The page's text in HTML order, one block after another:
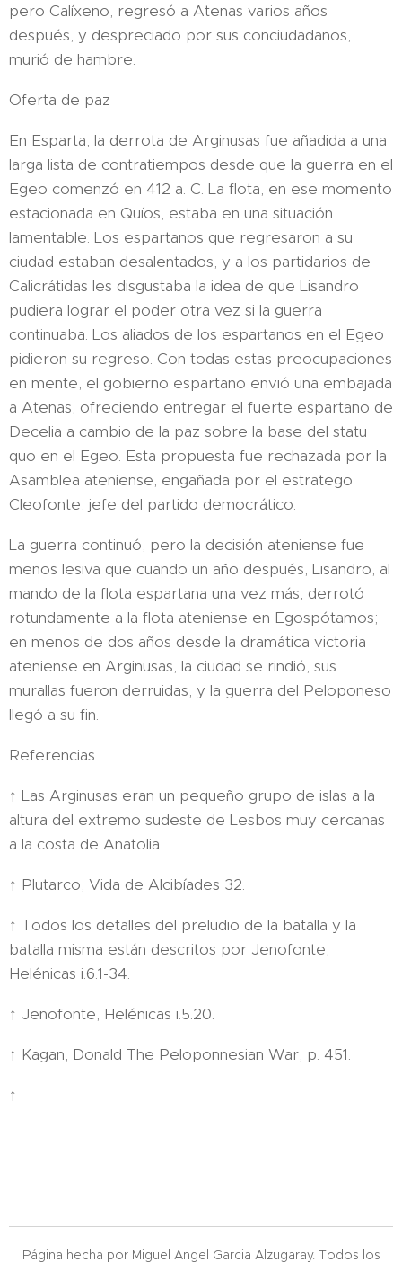
pero Calíxeno, regresó a Atenas varios años
después, y despreciado por sus conciudadanos,
murió de hambre.
Oferta de paz
En Esparta, la derrota de Arginusas fue añadida a una
larga lista de contratiempos desde que la guerra en el
Egeo comenzó en 412 a. C. La flota, en ese momento
estacionada en Quíos, estaba en una situación
lamentable. Los espartanos que regresaron a su
ciudad estaban desalentados, y a los partidarios de
Calicrátidas les disgustaba la idea de que Lisandro
pudiera lograr el poder otra vez si la guerra
continuaba. Los aliados de los espartanos en el Egeo
pidieron su regreso.​ Con todas estas preocupaciones
en mente, el gobierno espartano envió una embajada
a Atenas, ofreciendo entregar el fuerte espartano de
Decelia a cambio de la paz sobre la base del statu
quo en el Egeo.​ Esta propuesta fue rechazada por la
Asamblea ateniense, engañada por el estratego
Cleofonte, jefe del partido democrático.​
La guerra continuó, pero la decisión ateniense fue
menos lesiva que cuando un año después, Lisandro, al
mando de la flota espartana una vez más, derrotó
rotundamente a la flota ateniense en Egospótamos;
en menos de dos años desde la dramática victoria
ateniense en Arginusas, la ciudad se rindió, sus
murallas fueron derruidas, y la guerra del Peloponeso
llegó a su fin.
Referencias
↑ Las Arginusas eran un pequeño grupo de islas a la
altura del extremo sudeste de Lesbos muy cercanas
a la costa de Anatolia.
↑ Plutarco, Vida de Alcibíades 32.
↑ Todos los detalles del preludio de la batalla y la
batalla misma están descritos por Jenofonte,
Helénicas i.6.1-34.
↑ Jenofonte, Helénicas i.5.20.
↑ Kagan, Donald The Peloponnesian War, p. 451.
↑
Página hecha por Miguel Angel Garcia Alzugaray. Todos los